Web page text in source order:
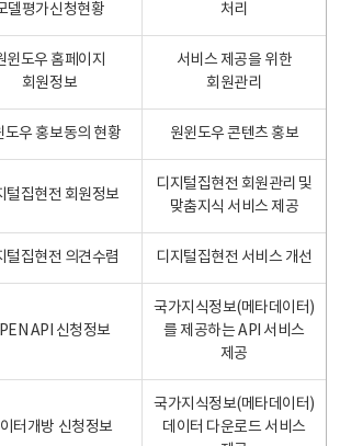
델평가신청현황
처리
윈도우 홈페이지
회원정보
서비스 제공을 위한
회원관리
도우 홍보동의 현황 원윈도우 콘텐츠 홍보
털집현전 회원정보
디지털집현전 회원관리 및
맞춤지식 서비스 제공
털집현전 의견수렴 디지털집현전 서비스 개선
API 신청정보
국가지식정보(메타데이터)
를 제공하는 API 서비스
제공
터개방 신청정보
국가지식정보(메타데이터)
데이터 다운로드 서비스